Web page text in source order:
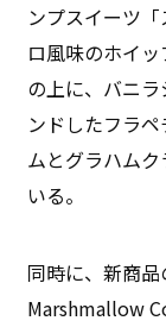
ンプスイーツ
ロ風味のホイ
の上に、バニ
ンドしたフラ
ムとグラハム
いる。
同時に、新商
Marshmallow